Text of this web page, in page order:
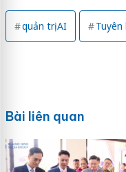
quản trị AI
Bài liên quan